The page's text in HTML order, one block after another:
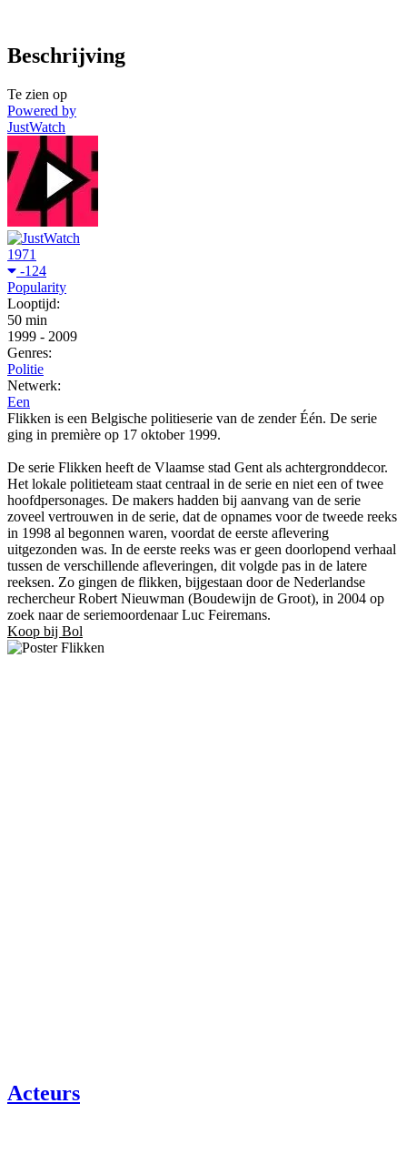
Beschrijving
Te zien op
Powered by
JustWatch
1971
-124
Popularity
Looptijd:
50 min
1999 - 2009
Genres:
Politie
Netwerk:
Een
Flikken is een Belgische politieserie van de zender Één. De serie
ging in première op 17 oktober 1999.
De serie Flikken heeft de Vlaamse stad Gent als achtergronddecor.
Het lokale politieteam staat centraal in de serie en niet een of twee
hoofdpersonages. De makers hadden bij aanvang van de serie
zoveel vertrouwen in de serie, dat de opnames voor de tweede reeks
in 1998 al begonnen waren, voordat de eerste aflevering
uitgezonden was. In de eerste reeks was er geen doorlopend verhaal
tussen de verschillende afleveringen, dit volgde pas in de latere
reeksen. Zo gingen de flikken, bijgestaan door de Nederlandse
rechercheur Robert Nieuwman (Boudewijn de Groot), in 2004 op
zoek naar de seriemoordenaar Luc Feiremans.
Koop bij Bol
Acteurs